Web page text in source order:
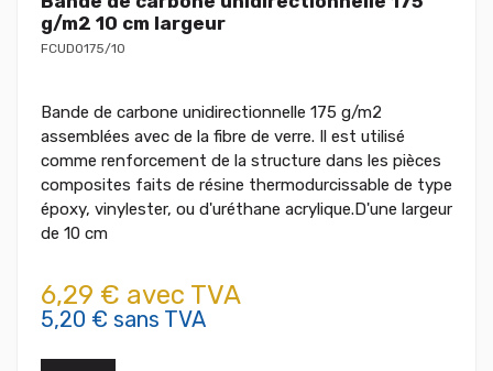
g/m2 10 cm largeur
FCUD0175/10
Bande de carbone unidirectionnelle 175 g/m2
assemblées avec de la fibre de verre. Il est utilisé
comme renforcement de la structure dans les pièces
composites faits de résine thermodurcissable de type
époxy, vinylester, ou d'uréthane acrylique.D'une largeur
de 10 cm
6,29 € avec TVA
5,20 € sans TVA